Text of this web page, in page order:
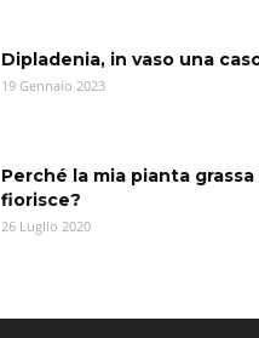
Dipladenia, in vaso una
19 Gennaio 2023
Perché la mia pianta grassa
fiorisce?
26 Luglio 2020